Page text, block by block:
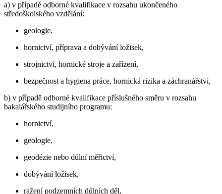
a) v případě odborné kvalifikace v rozsahu ukončeného
středoškolského vzdělání:
geologie,
hornictví, příprava a dobývání ložisek,
strojnictví, hornické stroje a zařízení,
bezpečnost a hygiena práce, hornická rizika a záchranářství,
b) v případě odborné kvalifikace příslušného směru v rozsahu
bakalářského studijního programu:
hornictví,
geologie,
geodézie nebo důlní měřictví,
dobývání ložisek,
ražení podzemních důlních děl,